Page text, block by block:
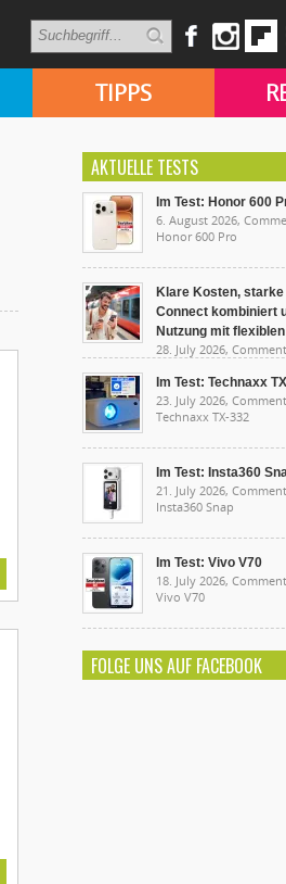
TIPPS
AKTUELLE TESTS
Im Test: Honor 600
6. August 2026,
Honor 600 Pro
Klare Kosten, starke
Connect kombiniert
Nutzung mit
28. July 2026,
unlimitierte Nutzung mit flexiblen
Im Test: Technaxx
23. July 2026,
Technaxx TX-332
Im Test: Insta360
21. July 2026,
Insta360 Snap
Im Test: Vivo V70
18. July 2026,
Vivo V70
FOLGE UNS AUF FACEBOOK